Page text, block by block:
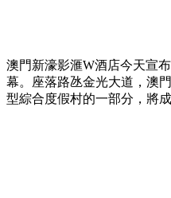
澳門新濠影滙W酒店今天宣
幕。座落路氹金光大道，澳
型綜合度假村的一部分，將